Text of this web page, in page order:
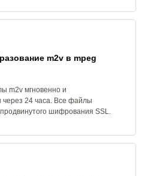
m2v в mpeg
m2v мгновенно и
24 часа. Все файлы
шифрования SSL.